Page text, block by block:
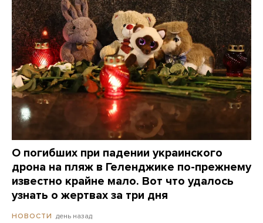
О погибших при падении украинского
дрона на пляж в Геленджике по-прежнему
известно крайне мало. Вот что удалось
узнать о жертвах за три дня
НОВОСТИ день назад